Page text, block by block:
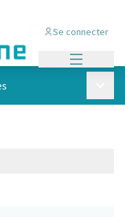
Se connecter